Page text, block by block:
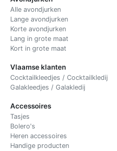
Alle avondjurken
Lange avondjurken
Korte avondjurken
Lang in grote maat
Kort in grote maat
Vlaamse klanten
Cocktailkleedjes / Cocktailkledij
Galakleedjes / Galakledij
Accessoires
Tasjes
Bolero's
Heren accessoires
Handige producten